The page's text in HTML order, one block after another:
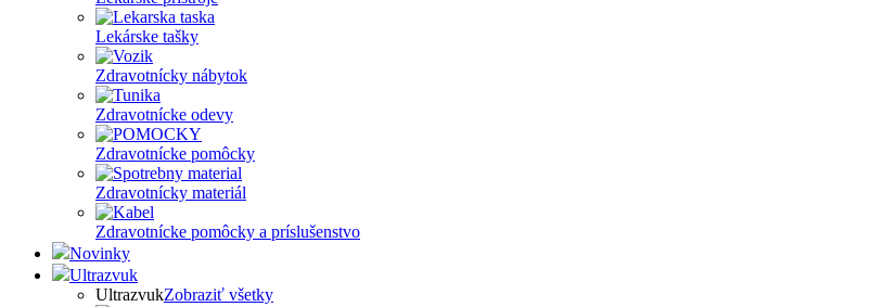
Lekárske tašky
Zdravotnícky nábytok
Zdravotnícke odevy
Zdravotnícke pomôcky
Zdravotnícky materiál
Zdravotnícke pomôcky a príslušenstvo
Novinky
Ultrazvuk
UltrazvukZobraziť všetky